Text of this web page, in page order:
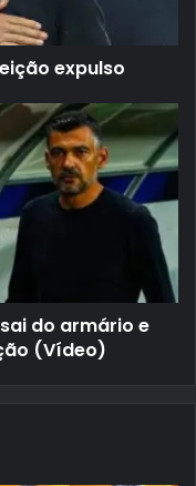
expulso
do armário e
(Vídeo)